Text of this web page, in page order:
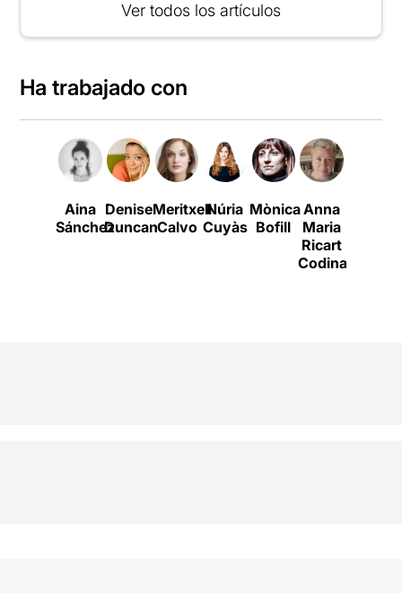
Ver todos los artículos
Ha trabajado con
Aina
Sánchez
Denise
Duncan
Meritxell
Calvo
Núria
Cuyàs
Mònica
Bofill
Anna
Maria
Ricart
Codina